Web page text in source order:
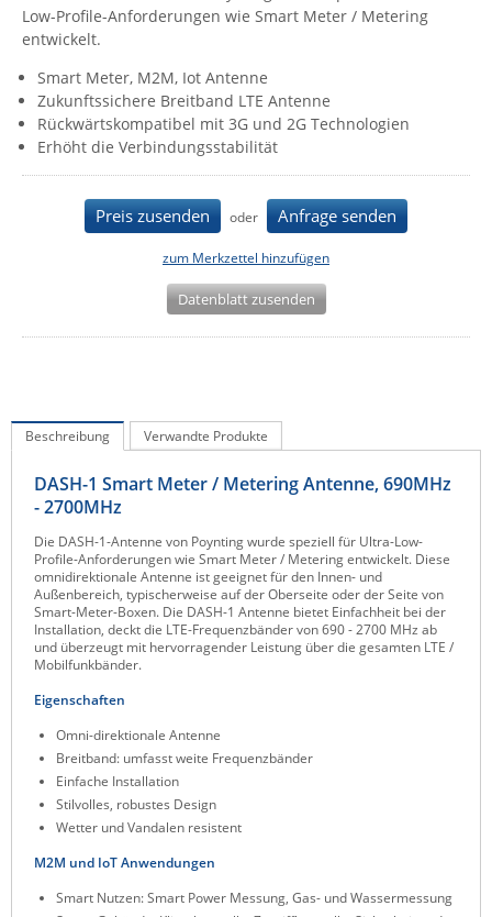
IEC Lock
Kerlink
Kramer Electronics
Legrand
LigoWave
Netio
Power Kingdom
Poynting
Raritan
Riello UPS
Server Technology
Siretta
SIRIO Antenne
Sunbird
Tactical Software
TEKTELIC
Teltonika
Unwired Networks
Vision
WATTECO
Low-Profile-Anforderungen wie Smart Meter / Metering
entwickelt.
Smart Meter, M2M, Iot Antenne
Zukunftssichere Breitband LTE Antenne
Rückwärtskompatibel mit 3G und 2G Technologien
Erhöht die Verbindungsstabilität
Preis zusenden oder Anfrage senden
zum Merkzettel hinzufügen
Datenblatt zusenden
Beschreibung Verwandte Produkte
DASH-1 Smart Meter / Metering Antenne, 690MHz
- 2700MHz
Die DASH-1-Antenne von Poynting wurde speziell für Ultra-Low-
Profile-Anforderungen wie Smart Meter / Metering entwickelt. Diese
omnidirektionale Antenne ist geeignet für den Innen- und
Außenbereich, typischerweise auf der Oberseite oder der Seite von
Smart-Meter-Boxen. Die DASH-1 Antenne bietet Einfachheit bei der
Installation, deckt die LTE-Frequenzbänder von 690 - 2700 MHz ab
und überzeugt mit hervorragender Leistung über die gesamten LTE /
Mobilfunkbänder.
Eigenschaften
Omni-direktionale Antenne
Breitband: umfasst weite Frequenzbänder
Einfache Installation
Stilvolles, robustes Design
Wetter und Vandalen resistent
M2M und IoT Anwendungen
Smart Nutzen: Smart Power Messung, Gas- und Wassermessung